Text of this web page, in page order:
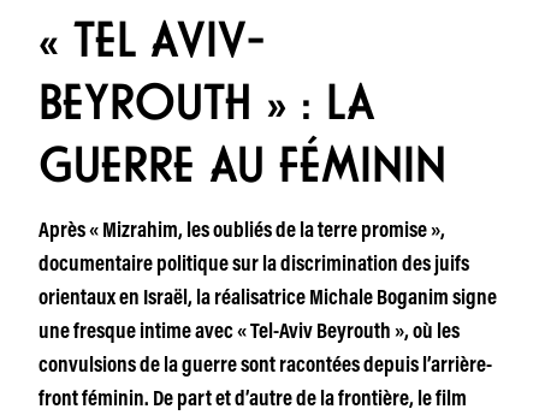
« TEL AVIV-
BEYROUTH » : LA
GUERRE AU FÉMININ
Après « Mizrahim, les oubliés de la terre promise »,
documentaire politique sur la discrimination des juifs
orientaux en Israël, la réalisatrice Michale Boganim signe
une fresque intime avec « Tel-Aviv Beyrouth », où les
convulsions de la guerre sont racontées depuis l’arrière-
front féminin. De part et d’autre de la frontière, le film